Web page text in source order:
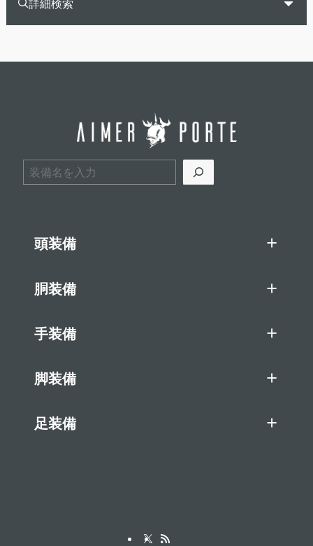
詳細検索
検索
頭装備
胴装備
手装備
脚装備
足装備